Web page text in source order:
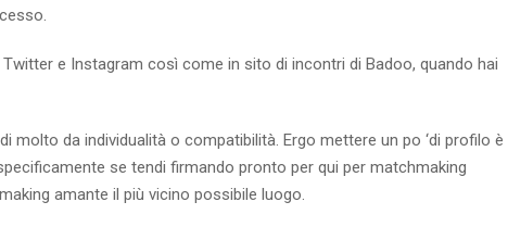
e Instagram così come in sito di incontri di Badoo, quando hai
molto da individualità o compatibilità. Ergo mettere un po ‘di profilo è
se tendi firmando pronto per qui per matchmaking
amante il più vicino possibile luogo.